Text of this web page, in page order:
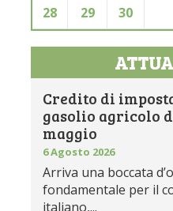
28
29 30
Credito di
gasolio agricolo
maggio
6 Agosto 2026
Arriva una boccata
fondamentale per il
italiano,...